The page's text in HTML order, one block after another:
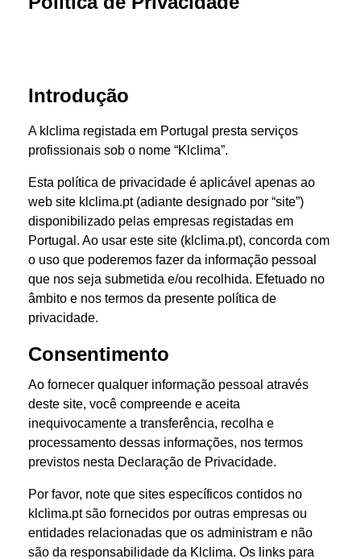
Introdução
A klclima registada em Portugal presta serviços
profissionais sob o nome “Klclima”.
Esta política de privacidade é aplicável apenas ao
web site klclima.pt (adiante designado por “site”)
disponibilizado pelas empresas registadas em
Portugal. Ao usar este site (klclima.pt), concorda com
o uso que poderemos fazer da informação pessoal
que nos seja submetida e/ou recolhida. Efetuado no
âmbito e nos termos da presente política de
privacidade.
Consentimento
Ao fornecer qualquer informação pessoal através
deste site, você compreende e aceita
inequivocamente a transferência, recolha e
processamento dessas informações, nos termos
previstos nesta Declaração de Privacidade.
Por favor, note que sites específicos contidos no
klclima.pt são fornecidos por outras empresas ou
entidades relacionadas que os administram e não
são da responsabilidade da Klclima. Os links para